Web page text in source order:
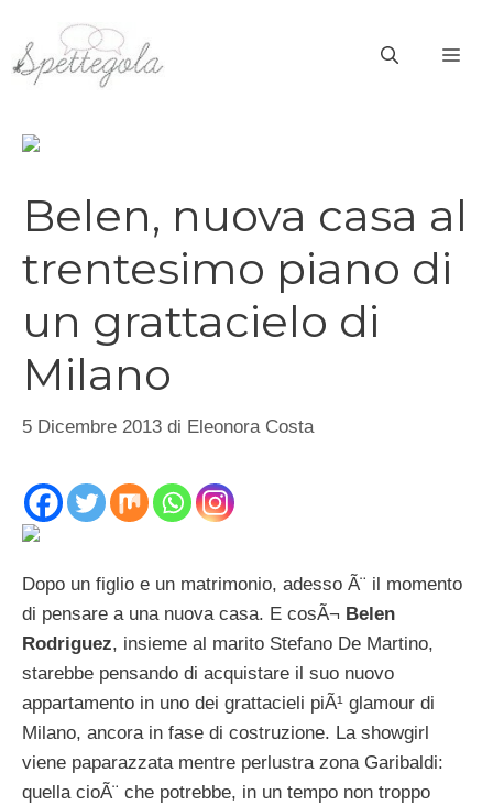
contenuto
Belen, nuova casa al
trentesimo piano di
un grattacielo di
Milano
5 Dicembre 2013 di Eleonora Costa
Dopo un figlio e un matrimonio, adesso Ã¨ il momento
di pensare a una nuova casa. E cosÃ¬ Belen
Rodriguez, insieme al marito Stefano De Martino,
starebbe pensando di acquistare il suo nuovo
appartamento in uno dei grattacieli piÃ¹ glamour di
Milano, ancora in fase di costruzione. La showgirl
viene paparazzata mentre perlustra zona Garibaldi:
quella cioÃ¨ che potrebbe, in un tempo non troppo